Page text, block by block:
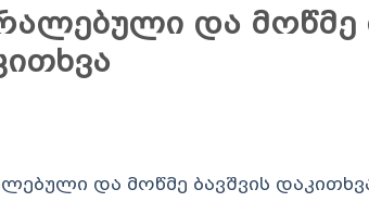
და მოწმე
და მოწმე ბავშვის